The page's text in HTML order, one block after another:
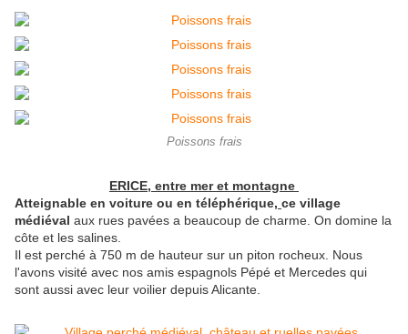
Poissons frais
ERICE, entre mer et montagne
Atteignable en voiture ou en téléphérique, ce village
médiéval aux rues pavées a beaucoup de charme. On domine la
côte et les salines.
Il est perché à 750 m de hauteur sur un piton rocheux. Nous
l'avons visité avec nos amis espagnols Pépé et Mercedes qui
sont aussi avec leur voilier depuis Alicante.